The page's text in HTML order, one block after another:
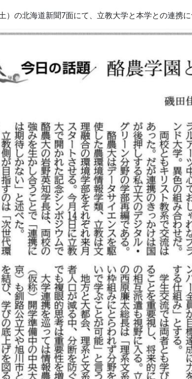
）の北海道新聞7面にて、立教大学と本学との連携に